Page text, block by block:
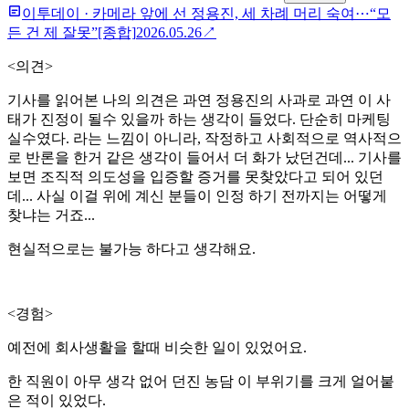
이투데이 · 카메라 앞에 선 정용진, 세 차례 머리 숙여⋯“모
든 건 제 잘못”[종합]2026.05.26↗
<의견>
기사를 읽어본 나의 의견은 과연 정용진의 사과로 과연 이 사
태가 진정이 될수 있을까 하는 생각이 들었다. 단순히 마케팅
실수였다. 라는 느낌이 아니라, 작정하고 사회적으로 역사적으
로 반론을 한거 같은 생각이 들어서 더 화가 났던건데... 기사를
보면 조직적 의도성을 입증할 증거를 못찾았다고 되어 있던
데... 사실 이걸 위에 계신 분들이 인정 하기 전까지는 어떻게
찾냐는 거죠...
현실적으로는 불가능 하다고 생각해요.
<경험>
예전에 회사생활을 할때 비슷한 일이 있었어요.
한 직원이 아무 생각 없어 던진 농담 이 부위기를 크게 얼어붙
은 적이 있었다.